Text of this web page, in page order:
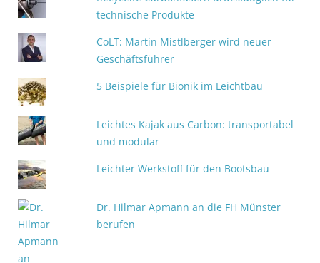
technische Produkte
CoLT: Martin Mistlberger wird neuer
Geschäftsführer
5 Beispiele für Bionik im Leichtbau
Leichtes Kajak aus Carbon: transportabel
und modular
Leichter Werkstoff für den Bootsbau
Dr. Hilmar Apmann an die FH Münster
berufen